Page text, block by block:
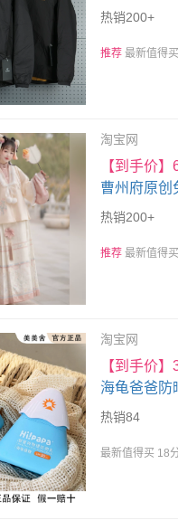
羽绒服棉服
热销200+
推荐最新值得
淘宝网
【到手价】
曹州府原创
裙拜年服
热销200+
推荐最新值得
淘宝网
【到手价
海龟爸爸防
SPF20
热销84
最新值得买 18